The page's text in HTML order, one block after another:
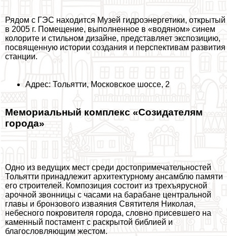
Рядом с ГЭС находится Музей гидроэнергетики, открытый
в 2005 г. Помещение, выполненное в «водяном» синем
колорите и стильном дизайне, представляет экспозицию,
посвященную истории создания и перспективам развития
станции.
Адрес: Тольятти, Московское шоссе, 2
Мемориальный комплекс «Созидателям
города»
Одно из ведущих мест среди достопримечательностей
Тольятти принадлежит архитектурному ансамблю памяти
его строителей. Композиция состоит из трехъярусной
арочной звонницы с часами на баpaбане центральной
главы и бронзового изваяния Святителя Николая,
небесного покровителя города, словно присевшего на
каменный постамент с раскрытой библией и
благословляющим жестом.